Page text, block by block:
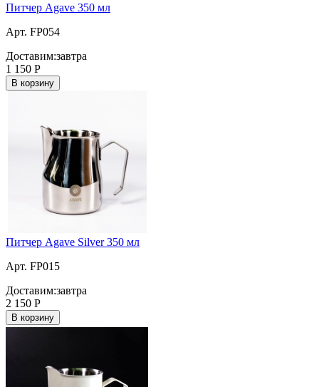
Питчер Agave 350 мл
Арт. FP054
Доставим:завтра
1 150 Р
В корзину
Питчер Agave Silver 350 мл
Арт. FP015
Доставим:завтра
2 150 Р
В корзину